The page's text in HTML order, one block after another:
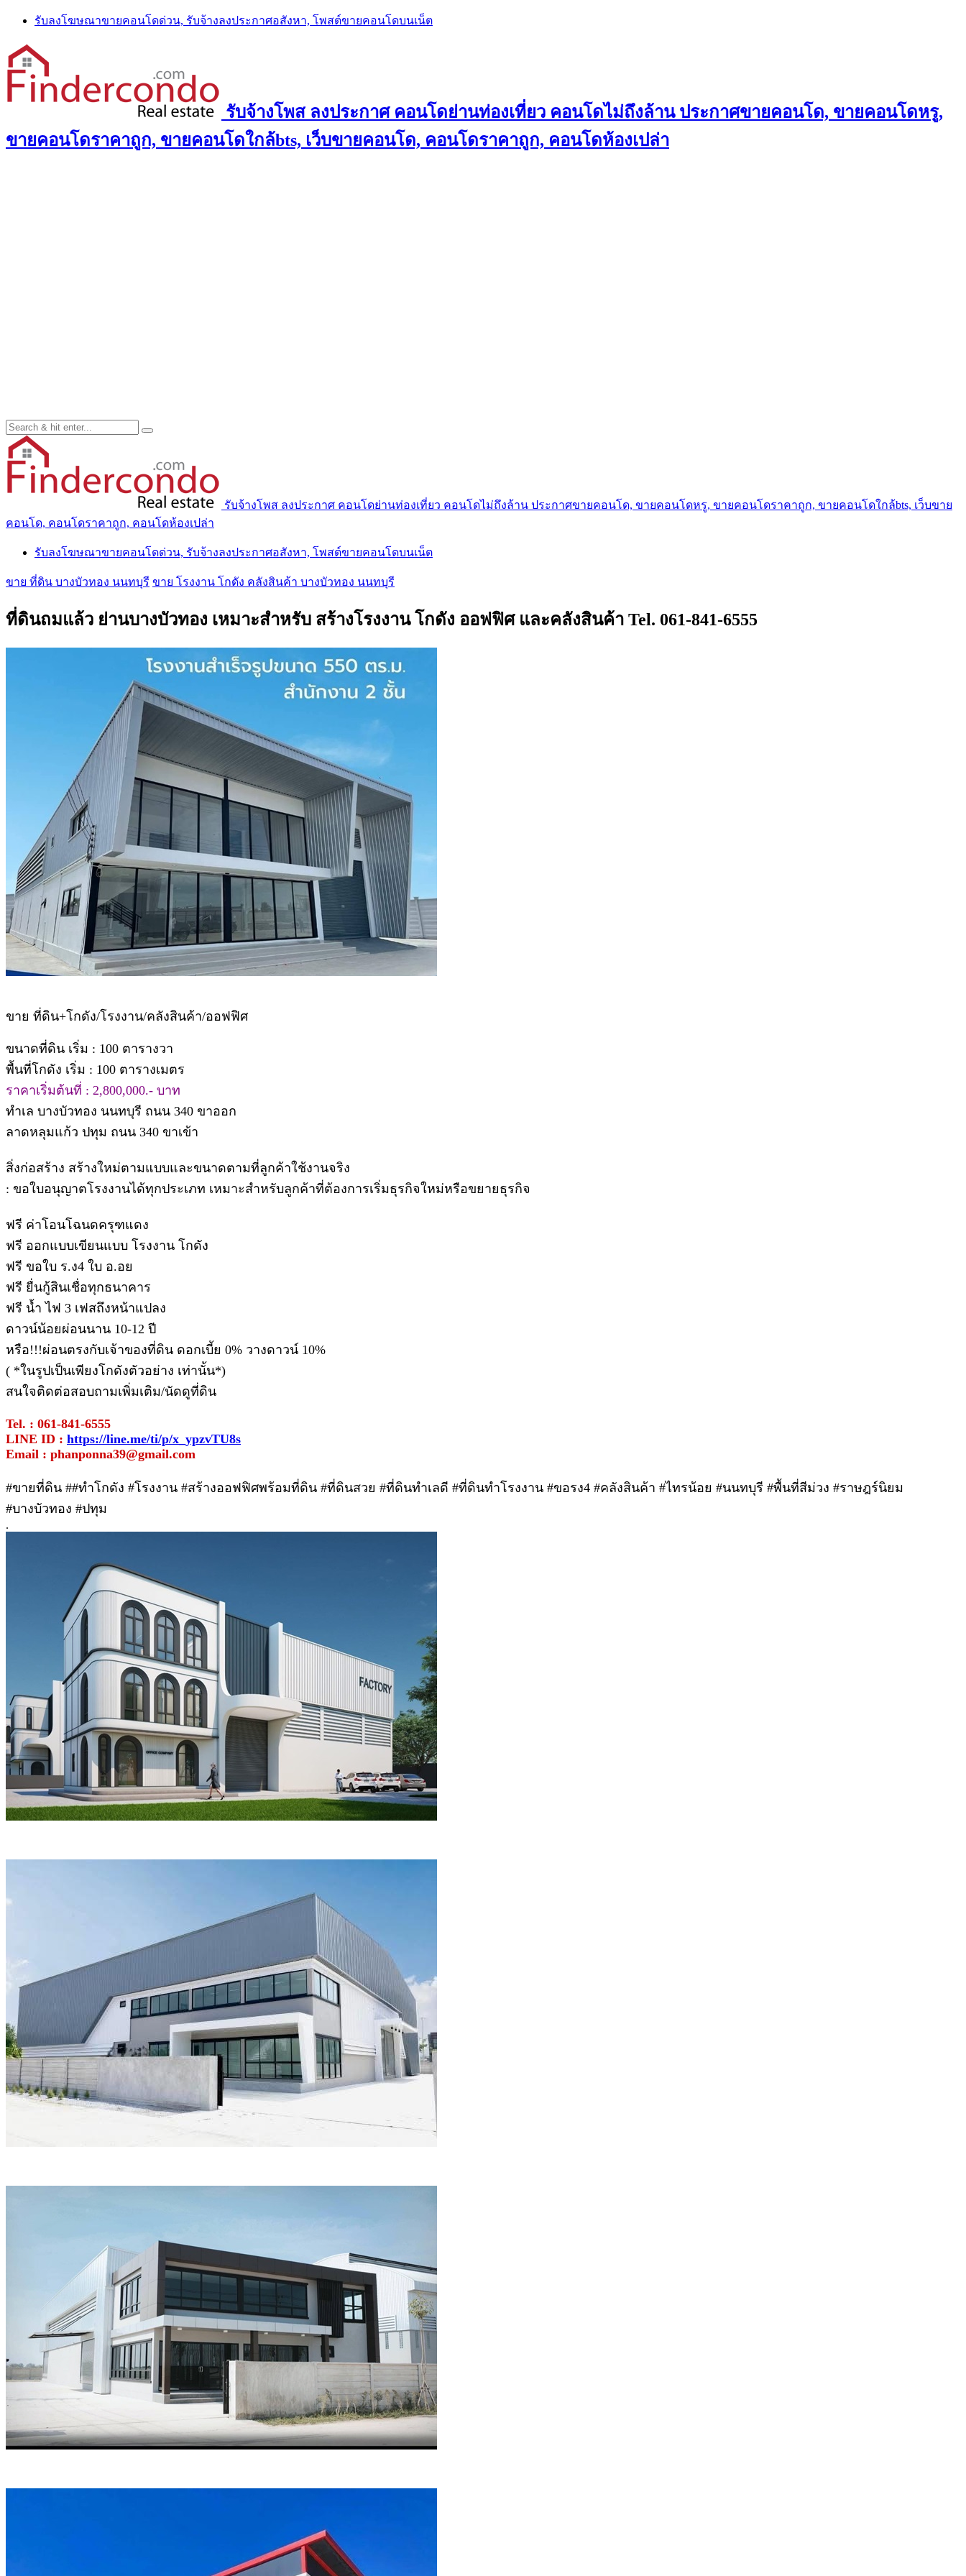
Skip
content
รับลงโฆษณาขายคอนโดด่วน, รับจ้างลงประกาศอสังหา, โพสต์ขายคอนโดบนเน็ต
รับจ้างโพส ลงประกาศ คอนโดย่านท่องเที่ยว คอนโดไม่ถึงล้าน ประกาศขายคอนโด, ขายคอนโดหรู,
ขายคอนโดราคาถูก, ขายคอนโดใกล้bts, เว็บขายคอนโด, คอนโดราคาถูก, คอนโดห้องเปล่า
รับจ้างโพส ลงประกาศ คอนโดย่านท่องเที่ยว คอนโดไม่ถึงล้าน ประกาศขายคอนโด, ขายคอนโดหรู, ขายคอนโดราคาถูก, ขายคอนโดใกล้bts, เว็บขาย
คอนโด, คอนโดราคาถูก, คอนโดห้องเปล่า
รับลงโฆษณาขายคอนโดด่วน, รับจ้างลงประกาศอสังหา, โพสต์ขายคอนโดบนเน็ต
ขาย ที่ดิน บางบัวทอง นนทบุรี ขาย โรงงาน โกดัง คลังสินค้า บางบัวทอง นนทบุรี
ที่ดินถมแล้ว ย่านบางบัวทอง เหมาะสำหรับ สร้างโรงงาน โกดัง ออฟฟิศ และคลังสินค้า Tel. 061-841-6555
ขาย ที่ดิน+โกดัง/โรงงาน/คลังสินค้า/ออฟฟิศ
ขนาดที่ดิน เริ่ม : 100 ตารางวา
พื้นที่โกดัง เริ่ม : 100 ตารางเมตร
ราคาเริ่มต้นที่ : 2,800,000.- บาท
ทำเล บางบัวทอง นนทบุรี ถนน 340 ขาออก
ลาดหลุมแก้ว ปทุม ถนน 340 ขาเข้า
สิ่งก่อสร้าง สร้างใหม่ตามแบบและขนาดตามที่ลูกค้าใช้งานจริง
: ขอใบอนุญาตโรงงานได้ทุกประเภท เหมาะสำหรับลูกค้าที่ต้องการเริ่มธุรกิจใหม่หรือขยายธุรกิจ
ฟรี ค่าโอนโฉนดครุฑแดง
ฟรี ออกแบบเขียนแบบ โรงงาน โกดัง
ฟรี ขอใบ ร.ง4 ใบ อ.อย
ฟรี ยื่นกู้สินเชื่อทุกธนาคาร
ฟรี น้ำ ไฟ 3 เฟสถึงหน้าแปลง
ดาวน์น้อยผ่อนนาน 10-12 ปี
หรือ!!!ผ่อนตรงกับเจ้าของที่ดิน ดอกเบี้ย 0% วางดาวน์ 10%
( *ในรูปเป็นเพียงโกดังตัวอย่าง เท่านั้น*)
สนใจติดต่อสอบถามเพิ่มเติม/นัดดูที่ดิน
Tel. : 061-841-6555
LINE ID : https://line.me/ti/p/x_ypzvTU8s
Email : phanponna39@gmail.com
#ขายที่ดิน ##ทําโกดัง #โรงงาน #สร้างออฟฟิศพร้อมที่ดิน #ที่ดินสวย #ที่ดินทำเลดี #ที่ดินทำโรงงาน #ขอรง4 #คลังสินค้า #ไทรน้อย #นนทบุรี #พื้นที่สีม่วง #ราษฎร์นิยม
#บางบัวทอง #ปทุม
.